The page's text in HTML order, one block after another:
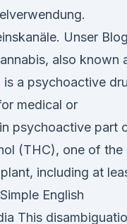
Unser
also known
is a psychoactive
medical or
psychoactive part
(THC), one of the
including at
English
This